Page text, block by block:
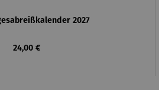
2027
Regulärer Preis:
24,00 €